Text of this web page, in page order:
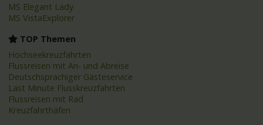
MS Elegant Lady
MS VistaExplorer
TOP Themen
Hochseekreuzfahrten
Flussreisen mit An- und Abreise
Deutschsprachiger Gästeservice
Last Minute Flusskreuzfahrten
Flussreisen mit Rad
Kreuzfahrthäfen